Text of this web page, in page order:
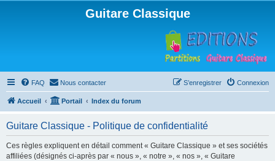
Guitare Classique
FAQ Nous contacter Connexion
S’enregistrer
Accueil Portail Index du forum
Guitare Classique - Politique de confidentialité
Ces règles expliquent en détail comment « Guitare Classique » et ses sociétés
affiliées (désignés ci-après par « nous », « notre », « nos », « Guitare